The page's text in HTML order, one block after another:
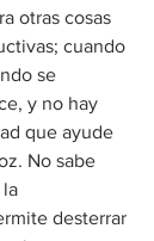
otras cosas
cuando
se
y no hay
que ayude
No sabe
la
desterrar